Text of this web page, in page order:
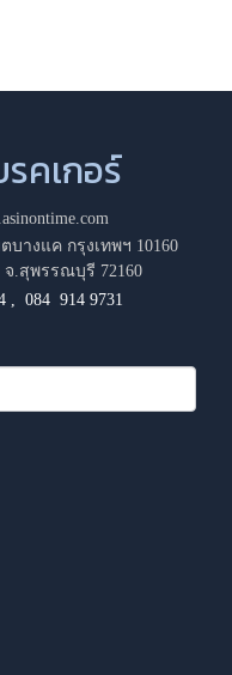
คเกอร์
บางแค กรุงเทพฯ 10160
.สุพรรณบุรี 72160
,084 914 9731